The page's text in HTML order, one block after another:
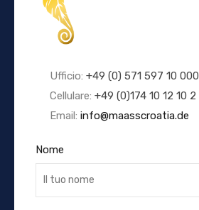
Ufficio: +49 (0) 571 597 10 000
Cellulare: +49 (0)174 10 12 10 2
Email: info@maasscroatia.de
Nome